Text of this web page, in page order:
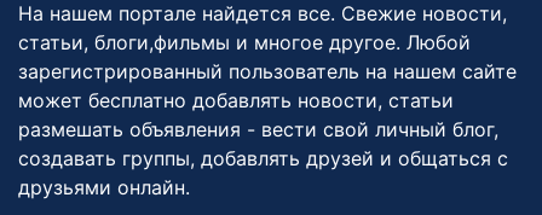
На нашем портале найдется все. Свежие новости,
статьи, блоги,фильмы и многое другое. Любой
зарегистрированный пользователь на нашем сайте
может бесплатно добавлять новости, статьи
размешать объявления - вести свой личный блог,
создавать группы, добавлять друзей и общаться с
друзьями онлайн.